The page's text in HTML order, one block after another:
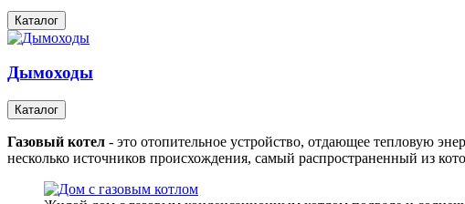
Каталог
Дымоходы
Каталог
Газовый котел - это отопительное устройство, отдающее тепловую
несколько источников происхождения, самый распространенный из